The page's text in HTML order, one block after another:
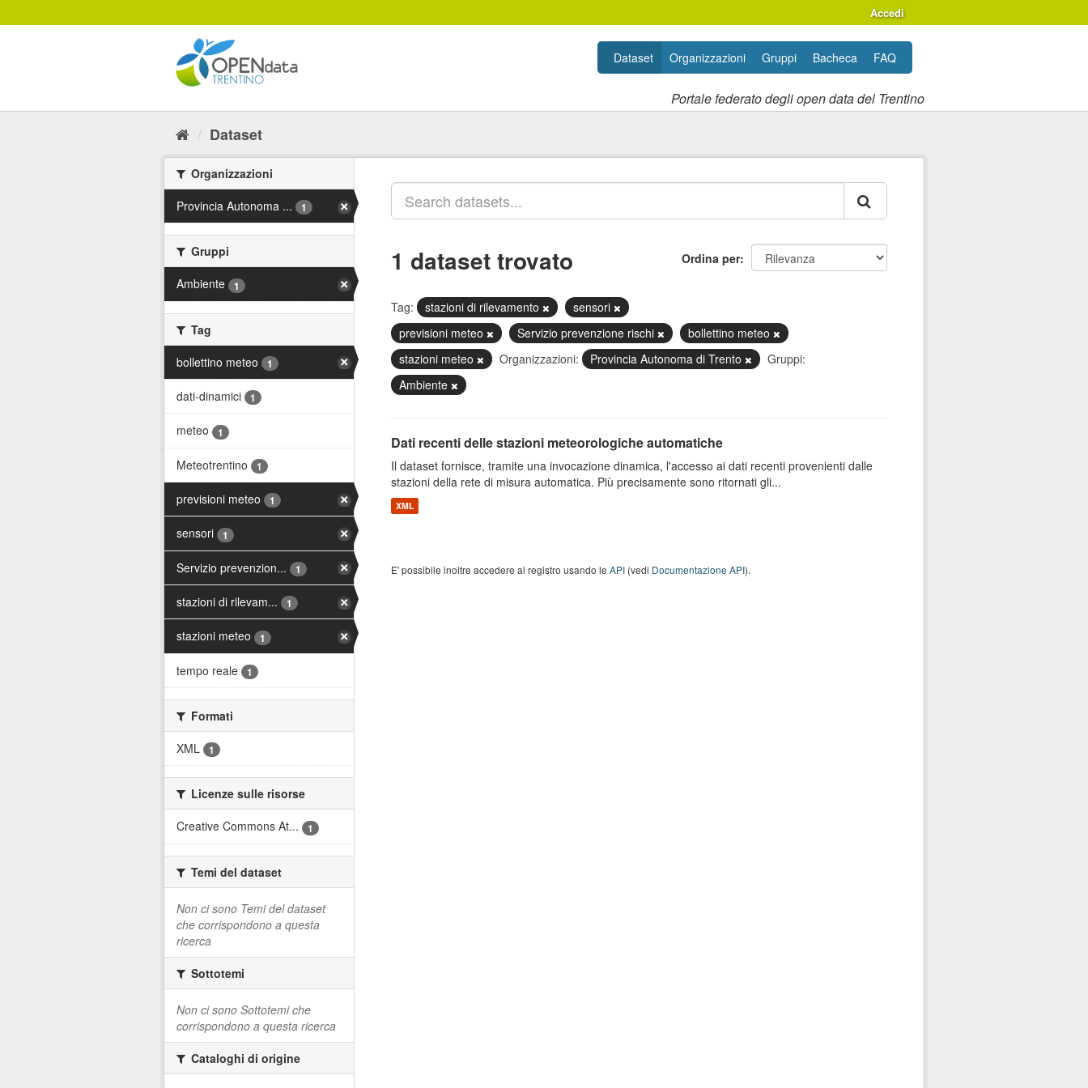
al
Accedi
Portale federato degli open data del Trentino
Dataset Organizzazioni Gruppi Bacheca FAQ
Dataset
Organizzazioni
Provincia Autonoma ...
1
Gruppi
Ambiente
1
Tag
bollettino meteo
1
dati-dinamici 1
meteo 1
Meteotrentino 1
previsioni meteo 1
sensori 1
Servizio prevenzion... 1
stazioni di rilevam... 1
stazioni meteo 1
tempo reale 1
Formati
XML
1
Licenze sulle risorse
Creative Commons At...
1
Temi del dataset
Non ci sono Temi del dataset
che corrispondono a questa
ricerca
Sottotemi
Non ci sono Sottotemi che
corrispondono a questa ricerca
Cataloghi di origine
Ordina per
1 dataset trovato
Tag: stazioni di rilevamento
sensori
previsioni meteo
Servizio prevenzione rischi
bollettino meteo
stazioni meteo
Organizzazioni: Provincia Autonoma di Trento
Gruppi:
Ambiente
Dati recenti delle stazioni meteorologiche automatiche
Il dataset fornisce, tramite una invocazione dinamica, l'accesso ai dati recenti provenienti dalle
stazioni della rete di misura automatica. Più precisamente sono ritornati gli...
XML
E' possibile inoltre accedere al registro usando le API(vedi Documentazione API).